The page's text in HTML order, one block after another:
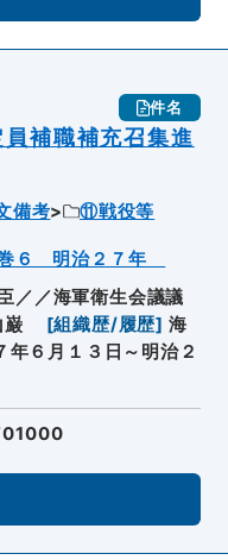
件名
補職補充召集進
備考
⑪戦役等
６ 明治２７年
／／海軍衛生会議議
巌
[組織歴/履歴] 海
年６月１３日～明治２